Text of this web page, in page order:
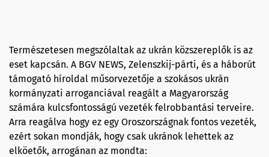
Természetesen megszólaltak az ukrán közszereplők is az
eset kapcsán. A BGV NEWS, Zelenszkij-párti, és a háborút
támogató híroldal műsorvezetője a szokásos ukrán
kormányzati arroganciával reagált a Magyarország
számára kulcsfontosságú vezeték felrobbantási terveire.
Arra reagálva hogy ez egy Oroszországnak fontos vezeték,
ezért sokan mondják, hogy csak ukránok lehettek az
elköetők, arrogánan az mondta: